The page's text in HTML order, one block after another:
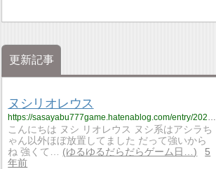
更新記事
ヌシリオレウス
こんにちは ヌシ リオレウス ヌシ系はアシラち
ゃん以外ほぼ放置してました だって強いから
ね 強くて…
ゆるゆるだらだらゲーム日…
5
年前